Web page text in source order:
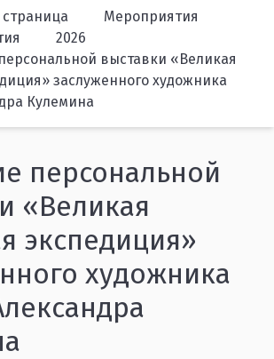
страница
Мероприятия
2026
выставки «Великая
заслуженного художника
Кулемина
персональной
«Великая
экспедиция»
художника